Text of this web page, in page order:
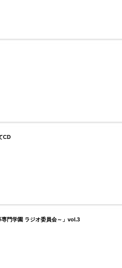
CD
専門学園 ラジオ委員会～」vol.3